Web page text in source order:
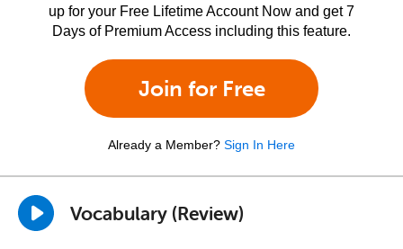
up for your Free Lifetime Account Now and get 7
Days of Premium Access including this feature.
Join for Free
Already a Member? Sign In Here
Vocabulary (Review)